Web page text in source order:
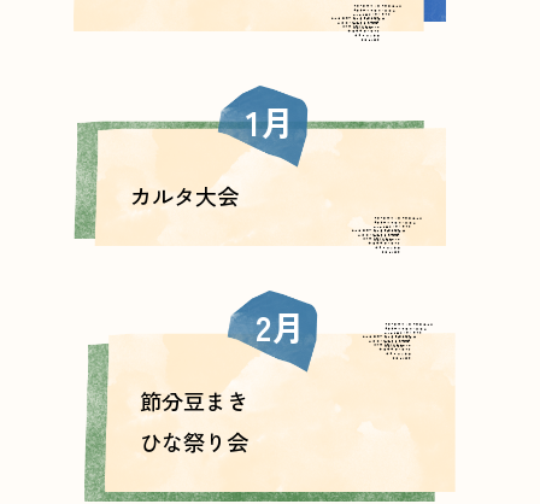
1月
カルタ大会
2月
節分豆まき
ひな祭り会